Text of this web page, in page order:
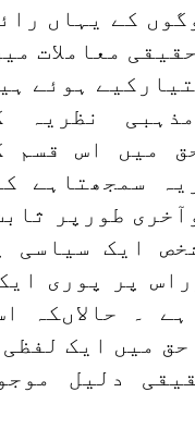
کے یہاں
معاملات
ہوئے
نظریہ
میں اس قسم
سمجھتاہے
طورپر
ایک سیاسی
پر پوری
۔ حالاںکہ
حق میں ایک
دلیل